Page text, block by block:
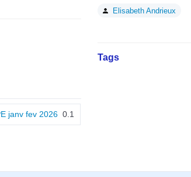
janv fev 2026 0.1
Elisabeth Andrieux
Tags